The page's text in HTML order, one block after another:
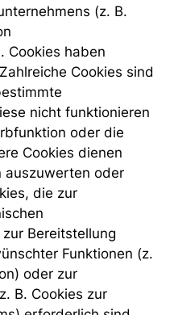
(z. B.
Cookies haben
Cookies sind
nicht funktionieren
oder die
Cookies dienen
auszuwerten oder
die zur
Bereitstellung
Funktionen (z.
oder zur
B. Cookies zur